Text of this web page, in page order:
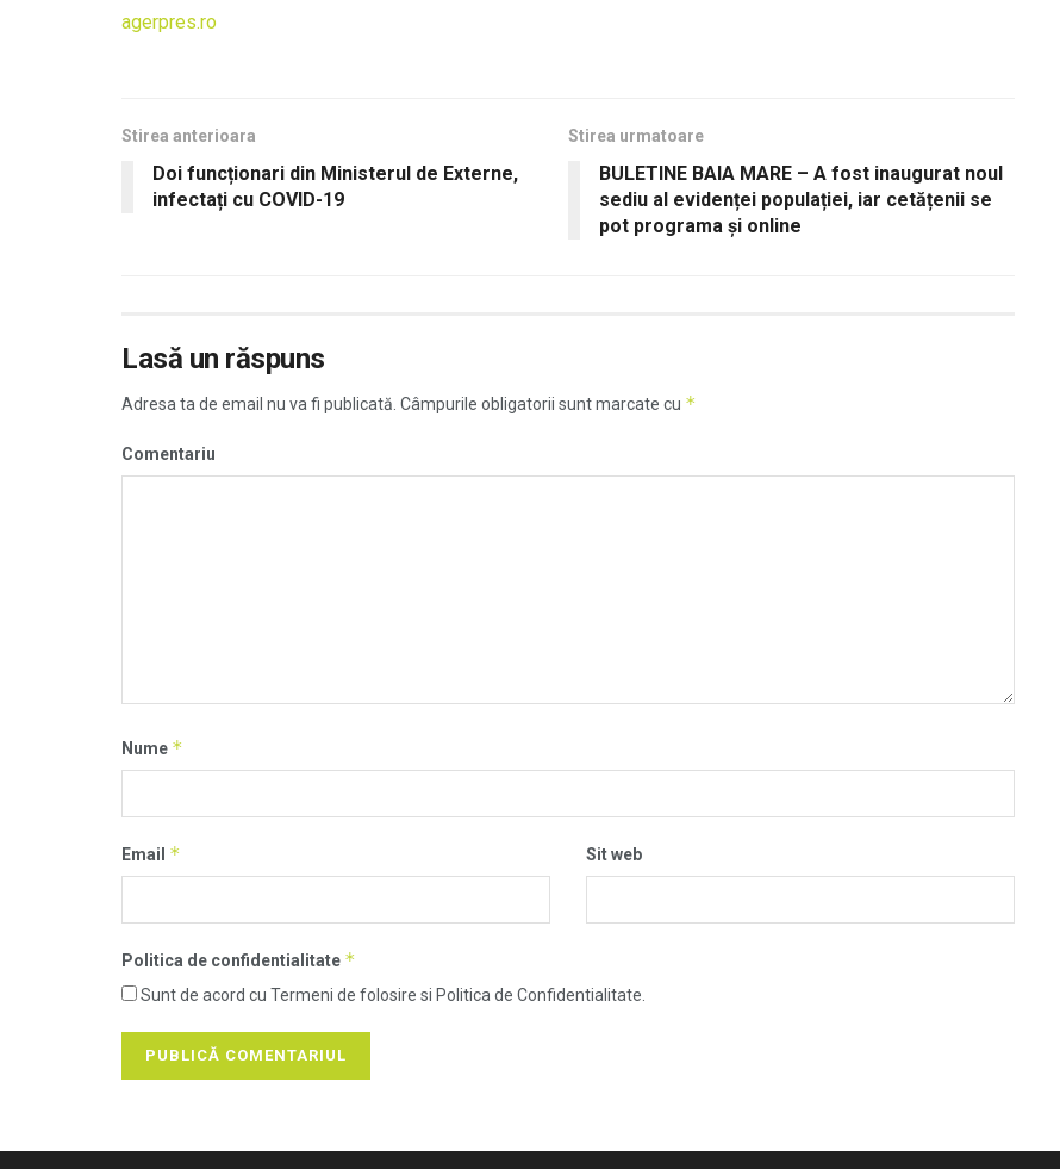
agerpres.ro
Stirea anterioara
Doi funcționari din Ministerul de Externe,
infectați cu COVID-19
Stirea urmatoare
BULETINE BAIA MARE – A fost inaugurat noul
sediu al evidenței populației, iar cetățenii se
pot programa și online
Lasă un răspuns
Adresa ta de email nu va fi publicată. Câmpurile obligatorii sunt marcate cu *
Comentariu
Nume *
Email * Sit web
Politica de confidentialitate *
Sunt de acord cu Termeni de folosire si Politica de Confidentialitate.